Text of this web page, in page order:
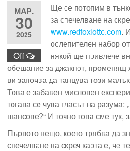
МАР.
30
2025
Off
Ще се потопим в
за спечелване на
www.redfoxlotto.com.
ослепителен набор
някой ще привлече
обещание за джакпот, променящ
ви започва да танцува този
Това е забавен мисловен
тогава се чува гласът на разума:
шансове?“ И точно това сме тук,
Първото нещо, което трябва да
спечелване на скреч карта е, че